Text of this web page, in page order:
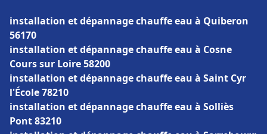
installation et dépannage chauffe eau à Quiberon
56170
installation et dépannage chauffe eau à Cosne
Cours sur Loire 58200
installation et dépannage chauffe eau à Saint Cyr
l'École 78210
installation et dépannage chauffe eau à Solliès
Pont 83210